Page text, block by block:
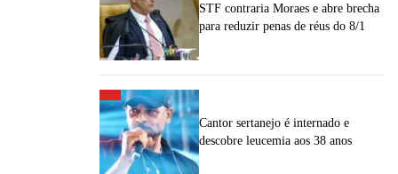
STF contraria Moraes e abre brecha
para reduzir penas de réus do 8/1
Cantor sertanejo é internado e
descobre leucemia aos 38 anos